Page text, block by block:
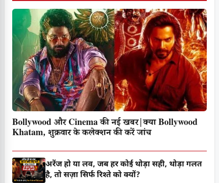
Bollywood और Cinema की नई खबर|क्या Bollywood
Khatam, शुक्रवार के कलेक्शन की करें जांच
अरेंज हो या लव, जब हर कोई थोड़ा सही, थोड़ा गलत
है, तो सज़ा सिर्फ रिश्ते को क्यों?